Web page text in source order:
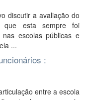
discutir a avaliação do
que esta sempre foi
escolas públicas e
...
:
entre a escola